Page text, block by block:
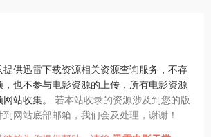
提供迅雷下载资源相关资源查询服务，不存
，也不参与电影资源的上传，所有电影资源
站收集。 若本站收录的资源涉及到您的版
网站底部邮箱，我们会及处理，谢谢！